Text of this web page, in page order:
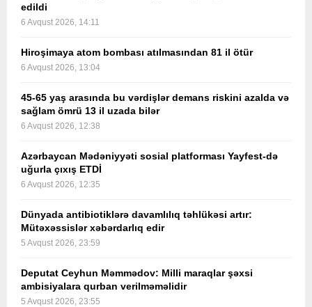
edildi
6 Avqust 2026, 14:11
Hiroşimaya atom bombası atılmasından 81 il ötür
6 Avqust 2026, 13:04
45-65 yaş arasında bu vərdişlər demans riskini azalda və
sağlam ömrü 13 il uzada bilər
6 Avqust 2026, 12:38
Azərbaycan Mədəniyyəti sosial platforması Yayfest-də
uğurla çıxış ETDİ
6 Avqust 2026, 12:35
Dünyada antibiotiklərə davamlılıq təhlükəsi artır:
Mütəxəssislər xəbərdarlıq edir
5 Avqust 2026, 23:59
Deputat Ceyhun Məmmədov: Milli maraqlar şəxsi
ambisiyalara qurban verilməməlidir
5 Avqust 2026, 23:55